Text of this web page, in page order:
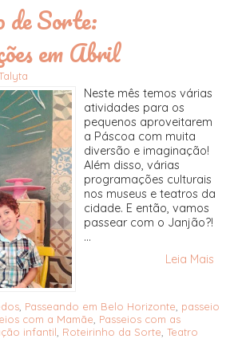
de Sorte:
em Abril
Neste mês temos várias
atividades para os
pequenos aproveitarem
a Páscoa com muita
diversão e imaginação!
Além disso, várias
programações culturais
nos museus e teatros da
cidade. E então, vamos
passear com o Janjão?!
...
Leia Mais
Passeando em Belo Horizonte passeio
com a Mamãe Passeios com as
infantil Roteirinho da Sorte Teatro